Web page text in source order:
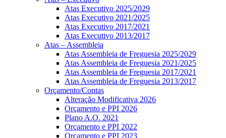
Atas Executivo 2025/2029
Atas Executivo 2021/2025
Atas Executivo 2017/2021
Atas Executivo 2013/2017
Atas – Assembleia
Atas Assembleia de Freguesia 2025/2029
Atas Assembleia de Freguesia 2021/2025
Atas Assembleia de Freguesia 2017/2021
Atas Assembleia de Freguesia 2013/2017
Orçamento/Contas
Alteração Modificativa 2026
Orçamento e PPI 2026
Plano A.O. 2021
Orçamento e PPI 2022
Orçamento e PPI 2023